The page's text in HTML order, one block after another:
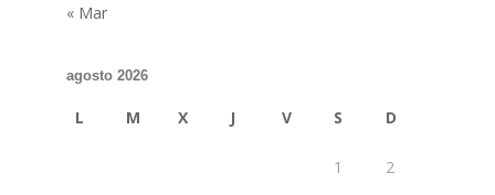
« Mar
agosto 2026
L M X J V S D
1 2